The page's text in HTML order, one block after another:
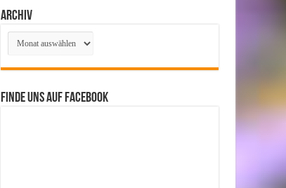
Archiv
Archiv
Finde uns auf Facebook